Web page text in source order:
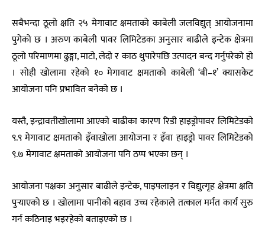
सबैभन्दा ठूलो क्षति २५ मेगावाट क्षमताको काबेली जलविद्युत् आयोजनामा
पुगेको छ । अरुण काबेली पावर लिमिटेडका अनुसार बाढीले इन्टेक क्षेत्रमा
ठूलो परिमाणमा ढुङ्गा, माटो, लेदो र काठ थुपारेपछि उत्पादन बन्द गर्नुपरेको हो
। सोही खोलामा रहेको १० मेगावाट क्षमताको काबेली ‘बी–१’ क्यासकेट
आयोजना पनि प्रभावित बनेको छ ।
यस्तै, इन्द्रावतीखोलामा आएको बाढीका कारण रिडी हाइड्रोपावर लिमिटेडको
९.९ मेगावाट क्षमताको इँवाखोला आयोजना र इँवा हाइड्रो पावर लिमिटेडको
९.७ मेगावाट क्षमताको आयोजना पनि ठप्प भएका छन् ।
आयोजना पक्षका अनुसार बाढीले इन्टेक, पाइपलाइन र विद्युत्गृह क्षेत्रमा क्षति
पुर्‍याएको छ । खोलामा पानीको बहाव उच्च रहेकाले तत्काल मर्मत कार्य सुरु
गर्न कठिनाइ भइरहेको बताइएको छ ।